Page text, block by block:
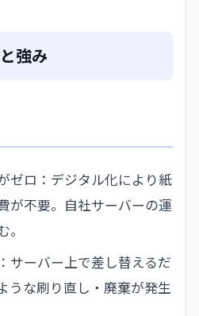
強み
ゼロ：デジタル化により紙
が不要。自社サーバーの運
サーバー上で差し替えるだ
うな刷り直し・廃棄が発生